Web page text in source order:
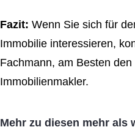
Fazit: Wenn Sie sich für
Immobilie interessieren,
Fachmann, am Besten
Immobilienmakler.
Mehr zu diesen mehr als